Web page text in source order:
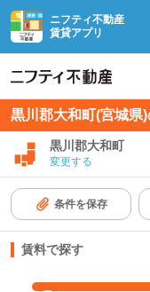
ニフティ不動産
賃貸アプリ
黒川郡大和町(宮城県
黒川郡大和町
変更する
条件を保存
賃料で探す